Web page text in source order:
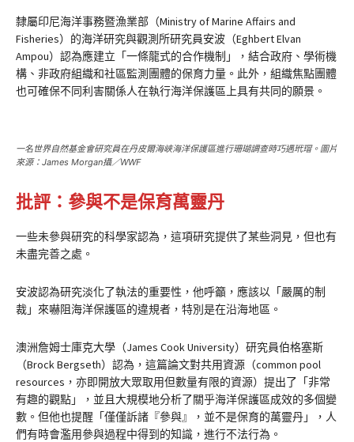
隸屬印尼海洋事務暨漁業部（Ministry of Marine Affairs and
Fisheries）的海洋研究與觀測所研究員安波（Eghbert Elvan
Ampou）認為應建立「一條龍式的合作機制」，結合政府、學術機
構、非政府組織和社區監測團體的保育力量。此外，組織焦點團體
也可確保不同利害關係人在執行海洋保護區上具有共同的願景。
一名世界自然基金會研究員在丹皮爾海峽海洋保護區進行珊瑚調查時巧遇玳瑁。圖片
來源：James Morgan攝／WWF
批評：參與不是保育萬靈丹
一些未參與研究的科學家認為，這項研究提供了某些洞見，但也有
未盡完善之處。
安波認為研究淡化了執法的重要性，他呼籲，應該以「嚴厲的制
裁」來嚇阻海洋保護區的違規者，特別是在沿海地區。
澳洲詹姆士庫克大學（James Cook University）研究員伯格塞斯
（Brock Bergseth）認為，這篇論文對共用資源（common pool
resources，亦即開放大眾取用但數量有限的資源）提出了「非常
有趣的觀點」，並且大規模地分析了關乎海洋保護區成效的多個變
數。但他也提醒「僅僅訴諸『參與』，並不是保育的萬靈丹」，人
們有時會濫用參與過程中得到的知識，進行不法行為。